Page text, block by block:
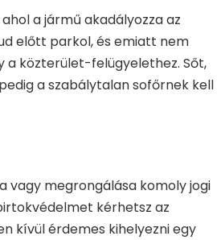
a jármű akadályozza az
előtt parkol, és emiatt nem
a közterület-felügyelethez. Sőt,
a szabálytalan sofőrnek kell
vagy megrongálása komoly jogi
kérhetsz az
kívül érdemes kihelyezni egy